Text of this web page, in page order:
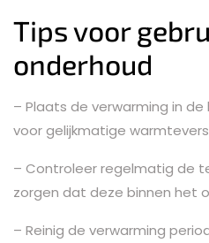
Tips voor
onderhoud
– Plaats de verwarming in
voor gelijkmatige
– Controleer regelmatig de
zorgen dat deze binnen het
– Reinig de verwarming